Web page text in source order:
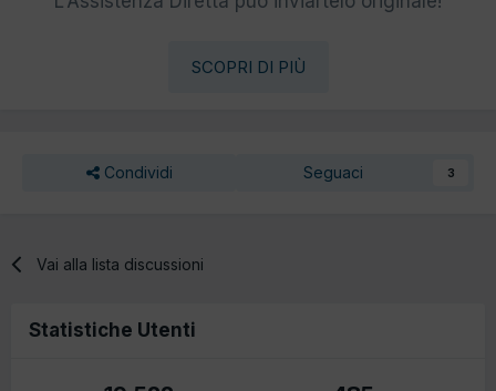
SCOPRI DI PIÙ
Condividi Seguaci 3
Vai alla lista discussioni
Statistiche Utenti